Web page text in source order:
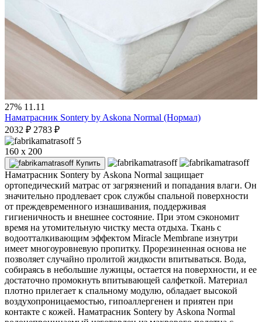
27% 11.11
Наматрасник Sontery by Askona Normal (Нормал)
2032 ₽ 2783 ₽
5
160 x 200
Купить
Наматрасник Sontery by Askona Normal защищает
ортопедический матрас от загрязнений и попадания влаги. Он
значительно продлевает срок службы спальной поверхности
от преждевременного изнашивания, поддерживая
гигиеничность и внешнее состояние. При этом сэкономит
время на утомительную чистку места отдыха. Ткань с
водоотталкивающим эффектом Miracle Membrane изнутри
имеет многоуровневую пропитку. Прорезиненная основа не
позволяет случайно пролитой жидкости впитываться. Вода,
собираясь в небольшие лужицы, остается на поверхности, и ее
достаточно промокнуть впитывающей салфеткой. Материал
плотно прилегает к спальному модулю, обладает высокой
воздухопроницаемостью, гипоаллергенен и приятен при
контакте с кожей. Наматрасник Sontery by Askona Normal